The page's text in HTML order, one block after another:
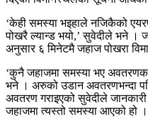
‘केही समस्या भइहाले नजिकैको
पोखरै ल्यान्ड भयो,’ सुवेदीले भने ।
अनुसार ६ मिनेटमै जहाज पोखरा
‘कुनै जहाजमा समस्या भए
भने । अरुको उडान अवतरणभन्दा
अवतरण गराइएको सुवेदीले
जहाजमा त्यस्तो समस्या आएको हो ।